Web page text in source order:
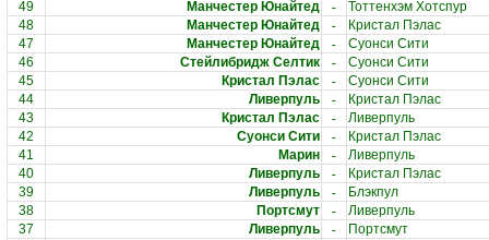
49
Манчестер Юнайтед -
Тоттенхэм Хотспур
48
Манчестер Юнайтед -
Кристал Пэлас
47
Манчестер Юнайтед -
Суонси Сити
46
Стейлибридж Селтик -
Суонси Сити
45
Кристал Пэлас -
Суонси Сити
44
Ливерпуль -
Кристал Пэлас
43
Кристал Пэлас -
Ливерпуль
42
Суонси Сити -
Кристал Пэлас
41
Марин -
Ливерпуль
40
Ливерпуль -
Кристал Пэлас
39
Ливерпуль -
Блэкпул
38
Портсмут -
Ливерпуль
37
Ливерпуль -
Портсмут